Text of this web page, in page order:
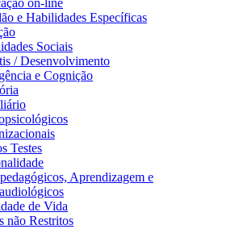
on-line
e Habilidades Específicas
Sociais
/ Desenvolvimento
e Cognição
Testes
Aprendizagem e
de Vida
não Restritos